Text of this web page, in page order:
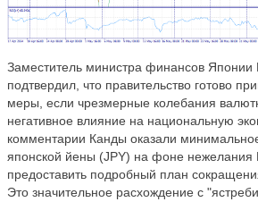
Заместитель министра финансов Японии
подтвердил, что правительство готово
меры, если чрезмерные колебания
негативное влияние на национальную
комментарии Канды оказали
японской йены (JPY) на фоне нежелания
предоставить подробный план
Это значительное расхождение с